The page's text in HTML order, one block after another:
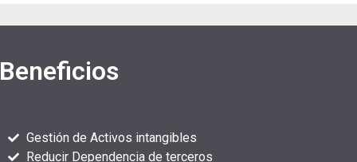
Beneficios
Gestión de Activos intangibles
Reducir Dependencia de terceros